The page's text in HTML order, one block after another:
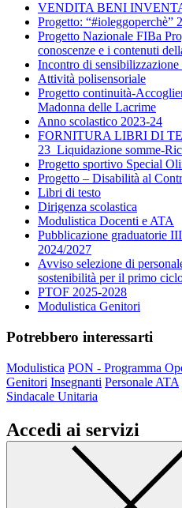
VENDITA BENI
Progetto: “#ioleggoperchè”
Progetto Nazionale FIBa
conoscenze e i contenuti
Incontro di sensibilizzazione
Attività polisensoriale
Progetto continuità-
Madonna delle Lacrime
Anno scolastico 2023-24
FORNITURA LIBRI DI
23_Liquidazione somme-
Progetto sportivo Special
Progetto – Disabilità al
Libri di testo
Dirigenza scolastica
Modulistica Docenti e ATA
Pubblicazione graduatorie
2024/2027
Avviso selezione di
sostenibilità per il primo
PTOF 2025-2028
Modulistica Genitori
Potrebbero interessarti
Modulistica PON - Programma
Genitori Insegnanti Personale ATA
Sindacale Unitaria
Accedi ai servizi